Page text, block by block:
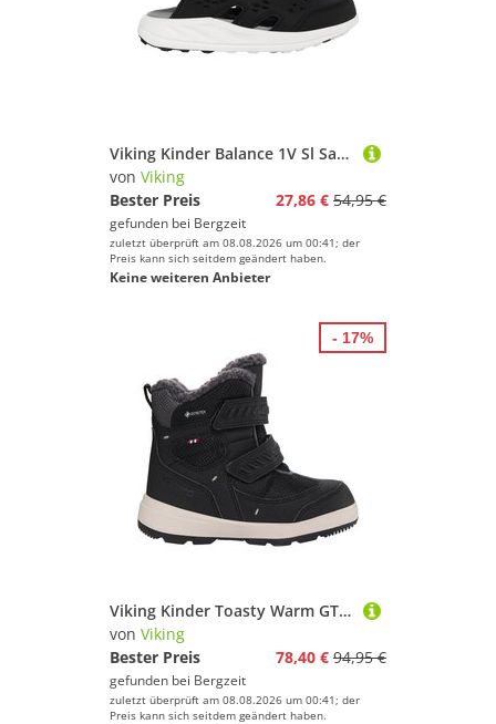
Viking Kinder Balance 1V Sl Sandale
von Viking
Bester Preis
27,86 € 54,95 €
gefunden bei Bergzeit
zuletzt überprüft am 08.08.2026 um 00:41; der
Preis kann sich seitdem geändert haben.
Keine weiteren Anbieter
Viking Kinder Toasty Warm GTX 2V Schuhe
von Viking
Bester Preis
78,40 € 94,95 €
gefunden bei Bergzeit
zuletzt überprüft am 08.08.2026 um 00:41; der
Preis kann sich seitdem geändert haben.
- 17%